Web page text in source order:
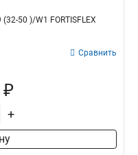
50 )/W1 FORTISFLEX
Сравнить
+